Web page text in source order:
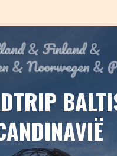
&Finland&
&Noorwegen&